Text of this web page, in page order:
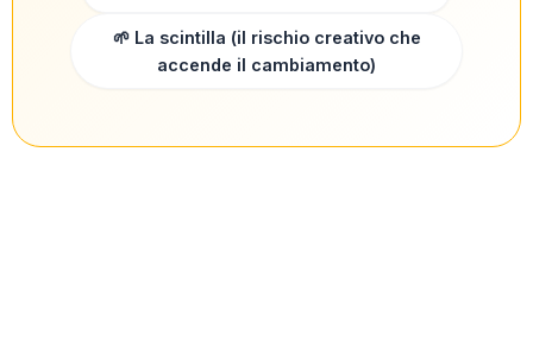
🌱 La scintilla (il rischio creativo che
accende il cambiamento)